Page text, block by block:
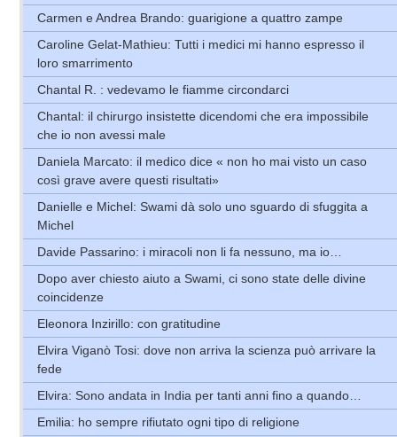
Carmen e Andrea Brando: guarigione a quattro zampe
Caroline Gelat-Mathieu: Tutti i medici mi hanno espresso il
loro smarrimento
Chantal R. : vedevamo le fiamme circondarci
Chantal: il chirurgo insistette dicendomi che era impossibile
che io non avessi male
Daniela Marcato: il medico dice « non ho mai visto un caso
così grave avere questi risultati»
Danielle e Michel: Swami dà solo uno sguardo di sfuggita a
Michel
Davide Passarino: i miracoli non li fa nessuno, ma io…
Dopo aver chiesto aiuto a Swami, ci sono state delle divine
coincidenze
Eleonora Inzirillo: con gratitudine
Elvira Viganò Tosi: dove non arriva la scienza può arrivare la
fede
Elvira: Sono andata in India per tanti anni fino a quando…
Emilia: ho sempre rifiutato ogni tipo di religione